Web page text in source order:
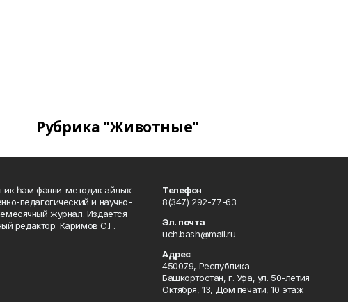
Рубрика "Животные"
һәм фәнни-методик айлыҡ
педагогический и научно-
журнал. Издается
редактор: Каримов С.Г.
Телефон
8(347) 292-77-63
Эл. почта
uch.bash@mail.ru
Адрес
450079, Республика
Башкортостан, г. Уфа, ул. 50-летия
Октября, 13, Дом печати, 10 этаж